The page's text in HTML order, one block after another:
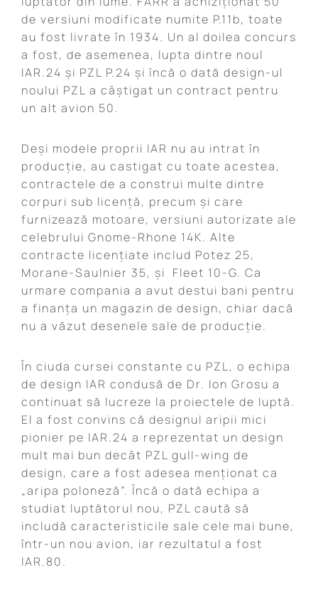
de versiuni modificate numite P.11b, toate
au fost livrate în 1934. Un al doilea concurs
a fost, de asemenea, lupta dintre noul
IAR.24 și PZL P.24 și încă o dată design-ul
noului PZL a câștigat un contract pentru
un alt avion 50.
Deși modele proprii IAR nu au intrat în
producție, au castigat cu toate acestea,
contractele de a construi multe dintre
corpuri sub licență, precum și care
furnizează motoare, versiuni autorizate ale
celebrului Gnome-Rhone 14K. Alte
contracte licențiate includ Potez 25,
Morane-Saulnier 35, și Fleet 10-G. Ca
urmare compania a avut destui bani pentru
a finanța un magazin de design, chiar dacă
nu a văzut desenele sale de producție.
În ciuda cursei constante cu PZL, o echipa
de design IAR condusă de Dr. Ion Grosu a
continuat să lucreze la proiectele de luptă.
El a fost convins că designul aripii mici
pionier pe IAR.24 a reprezentat un design
mult mai bun decât PZL gull-wing de
design, care a fost adesea menționat ca
„aripa poloneză”. Încă o dată echipa a
studiat luptătorul nou, PZL caută să
includă caracteristicile sale cele mai bune,
într-un nou avion, iar rezultatul a fost
IAR.80.